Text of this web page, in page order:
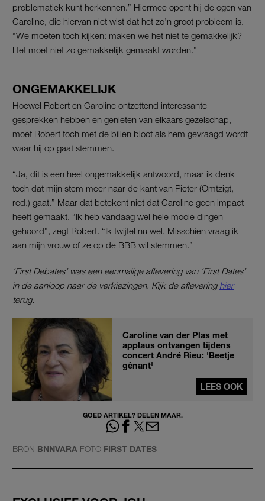
problematiek kunt herkennen.” Hiermee opent hij de ogen van
Caroline, die hiervan niet wist dat het zo’n groot probleem is.
“We moeten toch kijken: maken we het niet te gemakkelijk?
Het moet niet zo gemakkelijk gemaakt worden.”
ONGEMAKKELIJK
Hoewel Robert en Caroline ontzettend interessante
gesprekken hebben en genieten van elkaars gezelschap,
moet Robert toch met de billen bloot als hem gevraagd wordt
waar hij op gaat stemmen.
“Ja, dit is een heel ongemakkelijk antwoord, maar ik denk
toch dat mijn stem meer naar de kant van Pieter (Omtzigt,
red.) gaat.” Maar dat betekent niet dat Caroline geen impact
heeft gemaakt. “Ik heb vandaag wel hele mooie dingen
gehoord”, zegt Robert. “Ik twijfel nu wel. Misschien vraag ik
aan mijn vrouw of ze op de BBB wil stemmen.”
‘First Debates’ was een eenmalige aflevering van ‘First Dates’
in de aanloop naar de verkiezingen. Kijk de afleveringhier
terug.
Caroline van der Plas met
applaus ontvangen tijdens
concert André Rieu: 'Beetje
gênant'
LEES OOK
GOED ARTIKEL? DELEN MAAR.
BRON BNNVARA FOTO FIRST DATES